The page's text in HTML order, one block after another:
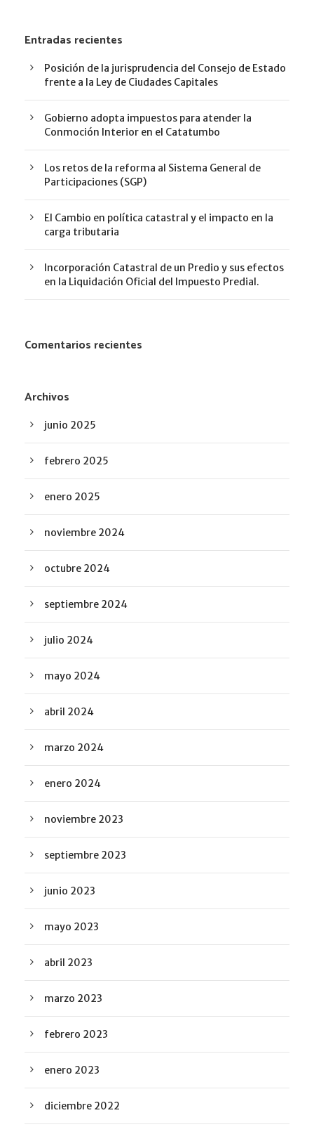
Entradas recientes
Posición de la jurisprudencia del Consejo de Estado
frente a la Ley de Ciudades Capitales
Gobierno adopta impuestos para atender la
Conmoción Interior en el Catatumbo
Los retos de la reforma al Sistema General de
Participaciones (SGP)
El Cambio en política catastral y el impacto en la
carga tributaria
Incorporación Catastral de un Predio y sus efectos
en la Liquidación Oficial del Impuesto Predial.
Comentarios recientes
Archivos
junio 2025
febrero 2025
enero 2025
noviembre 2024
octubre 2024
septiembre 2024
julio 2024
mayo 2024
abril 2024
marzo 2024
enero 2024
noviembre 2023
septiembre 2023
junio 2023
mayo 2023
abril 2023
marzo 2023
febrero 2023
enero 2023
diciembre 2022